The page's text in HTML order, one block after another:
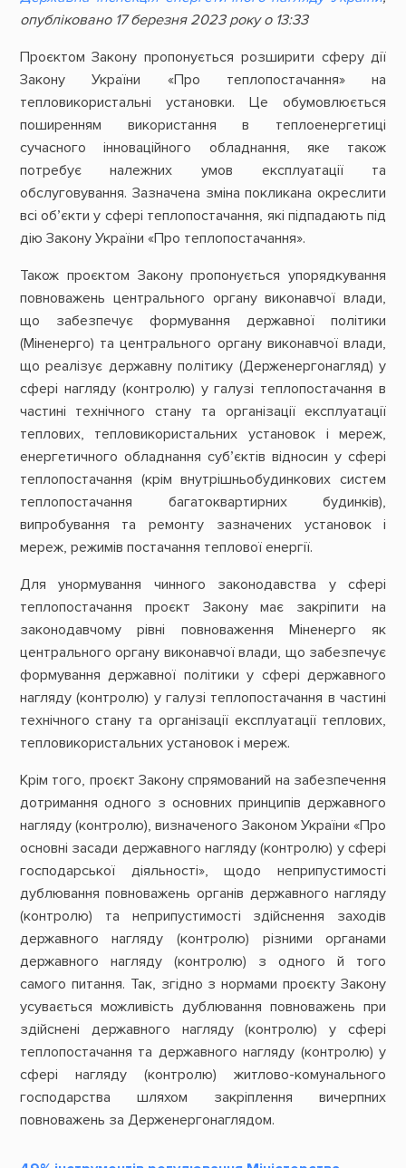
опубліковано 17 березня 2023 року о 13:33
Проєктом Закону пропонується розширити сферу дії
Закону України «Про теплопостачання» на
тепловикористальні установки. Це обумовлюється
поширенням використання в теплоенергетиці
сучасного інноваційного обладнання, яке також
потребує належних умов експлуатації та
обслуговування. Зазначена зміна покликана окреслити
всі об’єкти у сфері теплопостачання, які підпадають під
дію Закону України «Про теплопостачання».
Також проєктом Закону пропонується упорядкування
повноважень центрального органу виконавчої влади,
що забезпечує формування державної політики
(Міненерго) та центрального органу виконавчої влади,
що реалізує державну політику (Держенергонагляд) у
сфері нагляду (контролю) у галузі теплопостачання в
частині технічного стану та організації експлуатації
теплових, тепловикористальних установок і мереж,
енергетичного обладнання суб’єктів відносин у сфері
теплопостачання (крім внутрішньобудинкових систем
теплопостачання багатоквартирних будинків),
випробування та ремонту зазначених установок і
мереж, режимів постачання теплової енергії.
Для унормування чинного законодавства у сфері
теплопостачання проєкт Закону має закріпити на
законодавчому рівні повноваження Міненерго як
центрального органу виконавчої влади, що забезпечує
формування державної політики у сфері державного
нагляду (контролю) у галузі теплопостачання в частині
технічного стану та організації експлуатації теплових,
тепловикористальних установок і мереж.
Крім того, проєкт Закону спрямований на забезпечення
дотримання одного з основних принципів державного
нагляду (контролю), визначеного Законом України «Про
основні засади державного нагляду (контролю) у сфері
господарської діяльності», щодо неприпустимості
дублювання повноважень органів державного нагляду
(контролю) та неприпустимості здійснення заходів
державного нагляду (контролю) різними органами
державного нагляду (контролю) з одного й того
самого питання. Так, згідно з нормами проєкту Закону
усувається можливість дублювання повноважень при
здійснені державного нагляду (контролю) у сфері
теплопостачання та державного нагляду (контролю) у
сфері нагляду (контролю) житлово-комунального
господарства шляхом закріплення вичерпних
повноважень за Держенергонаглядом.